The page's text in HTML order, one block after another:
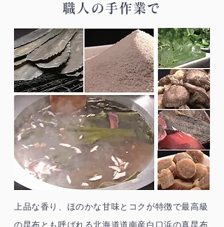
職人の手作業で
上品な香り、ほのかな甘味とコクが特徴で最高級
の昆布とも呼ばれる北海道道南産白口浜の真昆布